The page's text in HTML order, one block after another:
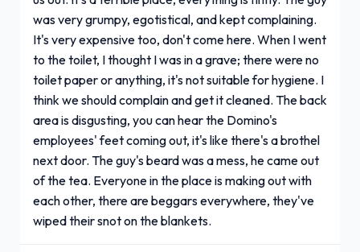
was very grumpy, egotistical, and kept complaining.
It's very expensive too, don't come here. When I went
to the toilet, I thought I was in a grave; there were no
toilet paper or anything, it's not suitable for hygiene. I
think we should complain and get it cleaned. The back
area is disgusting, you can hear the Domino's
employees' feet coming out, it's like there's a brothel
next door. The guy's beard was a mess, he came out
of the tea. Everyone in the place is making out with
each other, there are beggars everywhere, they've
wiped their snot on the blankets.